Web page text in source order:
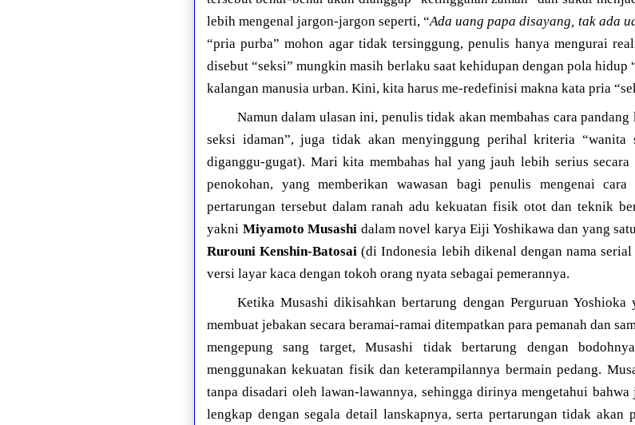
lebih mengenal jargon-jargon seperti, “Ada uang papa disayang, tak ada
“pria purba” mohon agar tidak tersinggung, penulis hanya mengurai
disebut “seksi” mungkin masih berlaku saat kehidupan dengan pola
kalangan manusia urban. Kini, kita harus me-redefinisi makna kata pria
Namun dalam ulasan ini, penulis tidak akan membahas cara
seksi idaman”, juga tidak akan menyinggung perihal kriteria “wanita
diganggu-gugat). Mari kita membahas hal yang jauh lebih serius secara
penokohan, yang memberikan wawasan bagi penulis mengenai cara
pertarungan tersebut dalam ranah adu kekuatan fisik otot dan teknik
yakni Miyamoto Musashi dalam novel karya Eiji Yoshikawa dan yang
Rurouni Kenshin-Batosai (di Indonesia lebih dikenal dengan nama
versi layar kaca dengan tokoh orang nyata sebagai pemerannya.
Ketika Musashi dikisahkan bertarung dengan Perguruan
membuat jebakan secara beramai-ramai ditempatkan para pemanah dan
mengepung sang target, Musashi tidak bertarung dengan
menggunakan kekuatan fisik dan keterampilannya bermain pedang.
tanpa disadari oleh lawan-lawannya, sehingga dirinya mengetahui
lengkap dengan segala detail lanskapnya, serta pertarungan tidak akan